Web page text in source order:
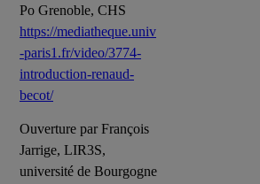
Po Grenoble, CHS
https://mediatheque.univ
-paris1.fr/video/3774-
introduction-renaud-
becot/
Ouverture par François
Jarrige, LIR3S,
université de Bourgogne